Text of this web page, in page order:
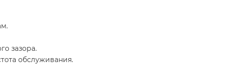
зазора.
обслуживания.